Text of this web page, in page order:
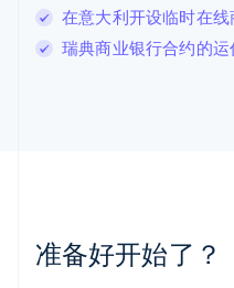
在意大利开设临时在
瑞典商业银行合约的运
准备好开始了？
罗马尼亚
English
挪威